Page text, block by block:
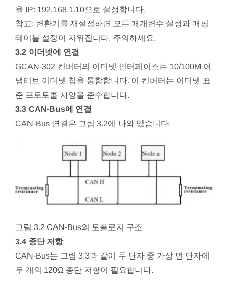
을 IP: 192.168.1.10으로 설정합니다.
참고: 변환기를 재설정하면 모든 매개변수 설정과 매핑
테이블 설정이 지워집니다. 주의하세요.
3.2 이더넷에 연결
GCAN-302 컨버터의 이더넷 인터페이스는 10/100M 어
댑티브 이더넷 칩을 통합합니다. 이 컨버터는 이더넷 표
준 프로토콜 사양을 준수합니다.
3.3 CAN-Bus에 연결
CAN-Bus 연결은 그림 3.2에 나와 있습니다.
그림 3.2 CAN-Bus의 토폴로지 구조
3.4 종단 저항
CAN-Bus는 그림 3.3과 같이 두 단자 중 가장 먼 단자에
두 개의 120Ω 종단 저항이 필요합니다.